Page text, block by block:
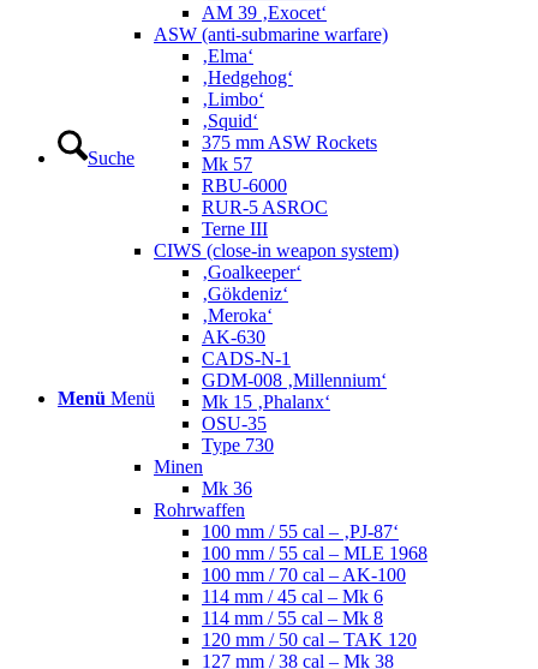
Suche
Menü Menü
AM 39 ‚Exocet‘
ASW (anti-submarine warfare)
‚Elma‘
‚Hedgehog‘
‚Limbo‘
‚Squid‘
375 mm ASW Rockets
Mk 57
RBU-6000
RUR-5 ASROC
Terne III
CIWS (close-in weapon system)
‚Goalkeeper‘
‚Gökdeniz‘
‚Meroka‘
AK-630
CADS-N-1
GDM-008 ‚Millennium‘
Mk 15 ‚Phalanx‘
OSU-35
Type 730
Minen
Mk 36
Rohrwaffen
100 mm / 55 cal – ‚PJ-87‘
100 mm / 55 cal – MLE 1968
100 mm / 70 cal – AK-100
114 mm / 45 cal – Mk 6
114 mm / 55 cal – Mk 8
120 mm / 50 cal – TAK 120
127 mm / 38 cal – Mk 38